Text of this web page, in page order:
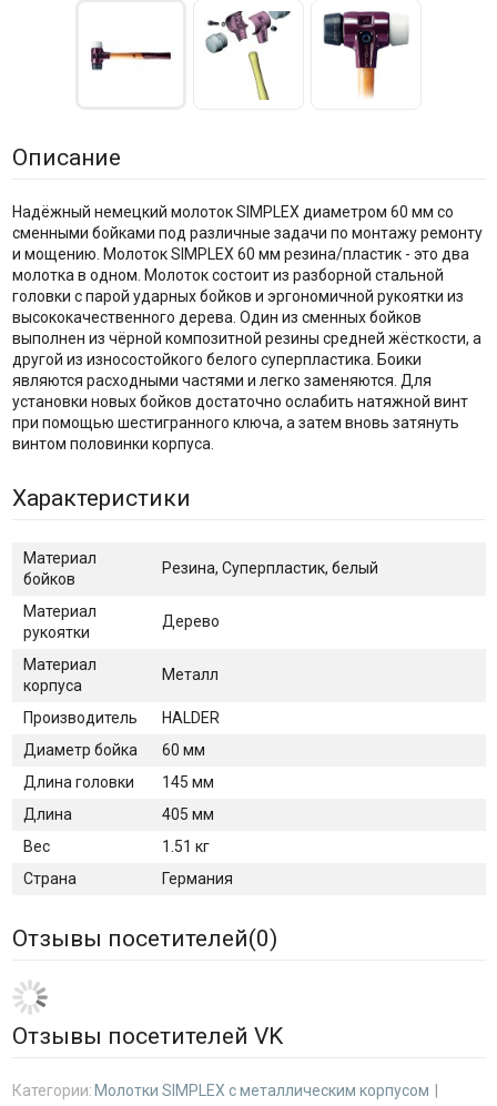
Описание
Надёжный немецкий молоток SIMPLEX диаметром 60 мм со
сменными бойками под различные задачи по монтажу ремонту
и мощению. Молоток SIMPLEX 60 мм резина/пластик - это два
молотка в одном. Молоток состоит из разборной стальной
головки с парой ударных бойков и эргономичной рукоятки из
высококачественного дерева. Один из сменных бойков
выполнен из чёрной композитной резины средней жёсткости, а
другой из износостойкого белого суперпластика. Боики
являются расходными частями и легко заменяются. Для
установки новых бойков достаточно ослабить натяжной винт
при помощью шестигранного ключа, а затем вновь затянуть
винтом половинки корпуса.
Характеристики
Материал
бойков
Резина, Суперпластик, белый
Материал
рукоятки
Дерево
Материал
корпуса
Металл
Производитель
HALDER
Диаметр бойка
60 мм
Длина головки
145 мм
Длина
405 мм
Вес
1.51 кг
Страна
Германия
Отзывы посетителей(0)
Отзывы посетителей VK
Категории:Молотки SIMPLEX с металлическим корпусом